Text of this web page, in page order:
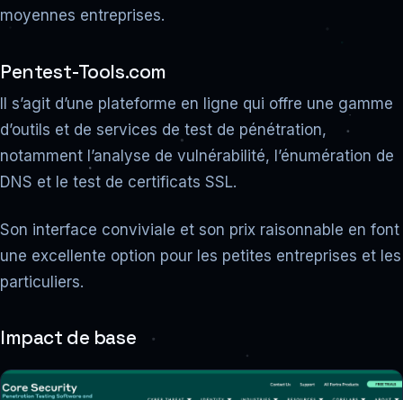
moyennes entreprises.
Pentest-Tools.com
Il s’agit d’une plateforme en ligne qui offre une gamme
d’outils et de services de test de pénétration,
notamment l’analyse de vulnérabilité, l’énumération de
DNS et le test de certificats SSL.
Son interface conviviale et son prix raisonnable en font
une excellente option pour les petites entreprises et les
particuliers.
Impact de base